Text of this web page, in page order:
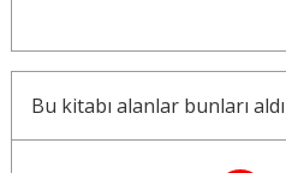
Bu kitabı alanlar bunları aldı